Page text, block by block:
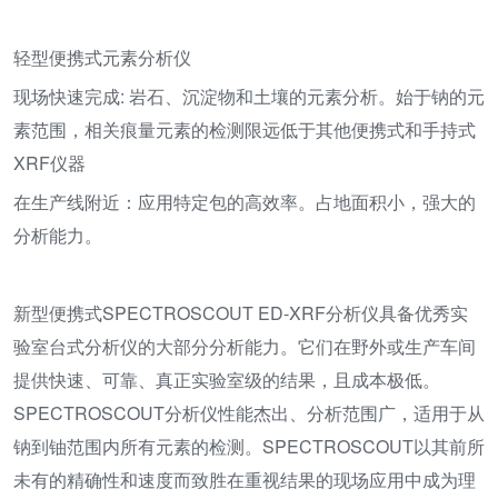
轻型便携式元素分析仪
现场快速完成: 岩石、沉淀物和土壤的元素分析。始于钠的元
素范围，相关痕量元素的检测限远低于其他便携式和手持式
XRF仪器
在生产线附近：应用特定包的高效率。占地面积小，强大的
分析能力。
新型便携式SPECTROSCOUT ED-XRF分析仪具备优秀实
验室台式分析仪的大部分分析能力。它们在野外或生产车间
提供快速、可靠、真正实验室级的结果，且成本极低。
SPECTROSCOUT分析仪性能杰出、分析范围广，适用于从
钠到铀范围内所有元素的检测。SPECTROSCOUT以其前所
未有的精确性和速度而致胜在重视结果的现场应用中成为理